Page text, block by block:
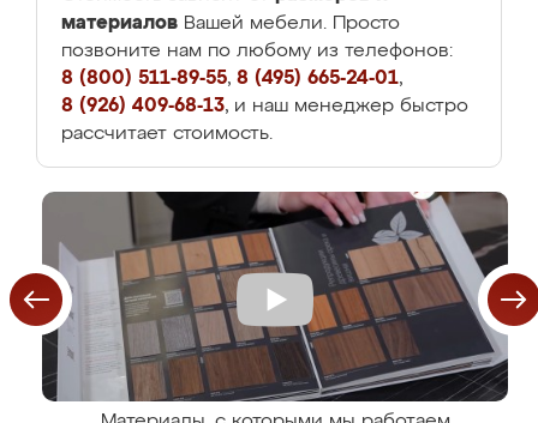
материалов Вашей мебели. Просто
позвоните нам по любому из телефонов:
8 (800) 511-89-55, 8 (495) 665-24-01,
8 (926) 409-68-13, и наш менеджер быстро
рассчитает стоимость.